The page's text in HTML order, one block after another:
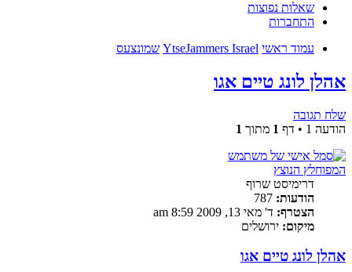
שאלות נפוצות
התחברות
עמוד ראשי YtseJammers Israel שמונצעס
אהלן לונג טיים אגו
שלח תגובה
הודעה 1 • דף
1 מתוך 1
המפוחלץ הנוצץ
דרימיסט שרוף
הודעות:
הצטרף: ד' מאי 13, 2009 8:59 am
מיקום: ירושלים
אהלן לונג טיים אגו